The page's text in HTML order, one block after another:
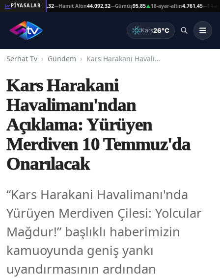
PİYASALAR
Altın44.092,32 Hamit Altın 44.092,32—Gümüş95,85▲18-ayar-altin4.761,45—14-ayar-
Kars26°C
Serhat Tv Gündem Kars Harakani Havalimanı'ndan Açıklama: Yürüyen Merdiven 10 Temmuz'da Onarılacak
Kars Harakani
Havalimanı'ndan
Açıklama: Yürüyen
Merdiven 10 Temmuz'da
Onarılacak
“Kars Harakani Havalimanı'nda
Yürüyen Merdiven Çilesi: Yolcular
Mağdur!” başlıklı haberimizin
kamuoyunda geniş yankı
uyandırmasının ardından